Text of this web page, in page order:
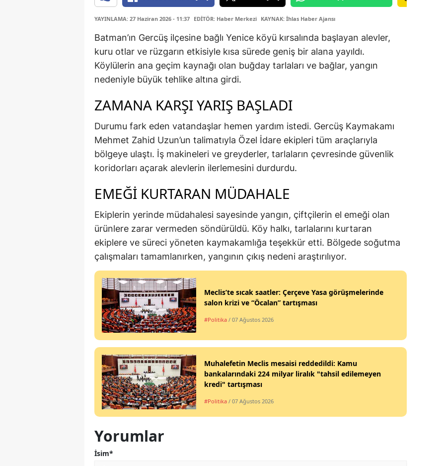
YAYINLAMA: 27 Haziran 2026 - 11:37 EDİTÖR: Haber Merkezi KAYNAK: İhlas Haber Ajansı
Batman’ın Gercüş ilçesine bağlı Yenice köyü kırsalında başlayan alevler,
kuru otlar ve rüzgarın etkisiyle kısa sürede geniş bir alana yayıldı.
Köylülerin ana geçim kaynağı olan buğday tarlaları ve bağlar, yangın
nedeniyle büyük tehlike altına girdi.
ZAMANA KARŞI YARIŞ BAŞLADI
Durumu fark eden vatandaşlar hemen yardım istedi. Gercüş Kaymakamı
Mehmet Zahid Uzun’un talimatıyla Özel İdare ekipleri tüm araçlarıyla
bölgeye ulaştı. İş makineleri ve greyderler, tarlaların çevresinde güvenlik
koridorları açarak alevlerin ilerlemesini durdurdu.
EMEĞİ KURTARAN MÜDAHALE
Ekiplerin yerinde müdahalesi sayesinde yangın, çiftçilerin el emeği olan
ürünlere zarar vermeden söndürüldü. Köy halkı, tarlalarını kurtaran
ekiplere ve süreci yöneten kaymakamlığa teşekkür etti. Bölgede soğutma
çalışmaları tamamlanırken, yangının çıkış nedeni araştırılıyor.
Meclis’te sıcak saatler: Çerçeve Yasa görüşmelerinde
salon krizi ve “Öcalan” tartışması
#Politika / 07 Ağustos 2026
Muhalefetin Meclis mesaisi reddedildi: Kamu
bankalarındaki 224 milyar liralık "tahsil edilemeyen
kredi" tartışması
#Politika / 07 Ağustos 2026
Yorumlar
İsim*